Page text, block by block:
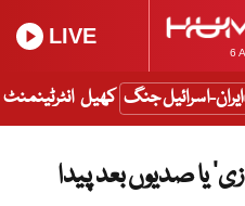
6
LIVE
ایران-اسرائیل جنگ کھیل انٹرٹینمنٹ
یا صدیوں بعد پیدا